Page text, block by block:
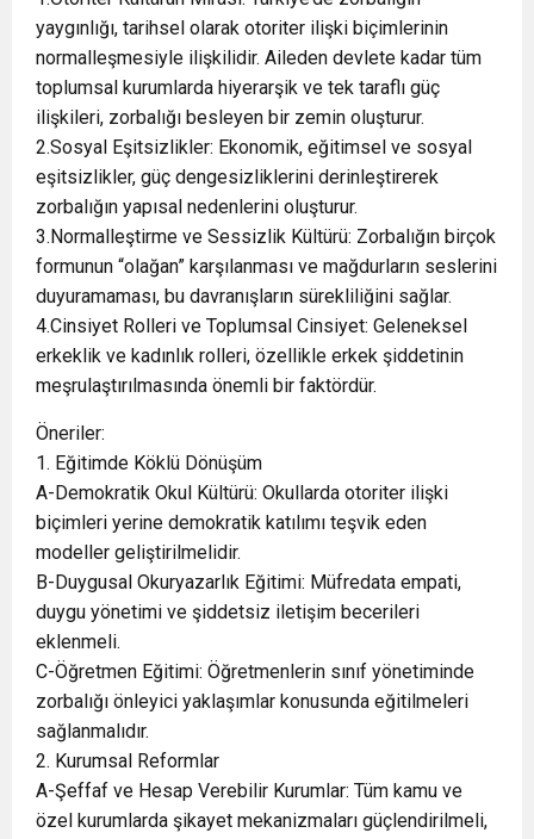
yaygınlığı, tarihsel olarak otoriter ilişki biçimlerinin
normalleşmesiyle ilişkilidir. Aileden devlete kadar tüm
toplumsal kurumlarda hiyerarşik ve tek taraflı güç
ilişkileri, zorbalığı besleyen bir zemin oluşturur.
2.Sosyal Eşitsizlikler: Ekonomik, eğitimsel ve sosyal
eşitsizlikler, güç dengesizliklerini derinleştirerek
zorbalığın yapısal nedenlerini oluşturur.
3.Normalleştirme ve Sessizlik Kültürü: Zorbalığın birçok
formunun “olağan” karşılanması ve mağdurların seslerini
duyuramaması, bu davranışların sürekliliğini sağlar.
4.Cinsiyet Rolleri ve Toplumsal Cinsiyet: Geleneksel
erkeklik ve kadınlık rolleri, özellikle erkek şiddetinin
meşrulaştırılmasında önemli bir faktördür.
Öneriler:
1. Eğitimde Köklü Dönüşüm
A-Demokratik Okul Kültürü: Okullarda otoriter ilişki
biçimleri yerine demokratik katılımı teşvik eden
modeller geliştirilmelidir.
B-Duygusal Okuryazarlık Eğitimi: Müfredata empati,
duygu yönetimi ve şiddetsiz iletişim becerileri
eklenmeli.
C-Öğretmen Eğitimi: Öğretmenlerin sınıf yönetiminde
zorbalığı önleyici yaklaşımlar konusunda eğitilmeleri
sağlanmalıdır.
2. Kurumsal Reformlar
A-Şeffaf ve Hesap Verebilir Kurumlar: Tüm kamu ve
özel kurumlarda şikayet mekanizmaları güçlendirilmeli,